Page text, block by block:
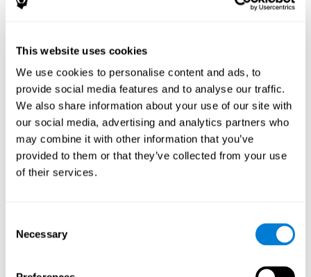
This website uses cookies
We use cookies to personalise content and ads, to
provide social media features and to analyse our traffic.
We also share information about your use of our site with
our social media, advertising and analytics partners who
may combine it with other information that you’ve
provided to them or that they’ve collected from your use
of their services.
Selection
Necessary
Joseph F.Chandler, Richard D. Arnold, Jeffrey B. Phillips, Ashley E.
Turnmire - Predicting individual differences in response to sleep
Article complet disponible via PubMed
L'influence des habitudes saines sur les
fonctions cognitives dans un groupe de patients
Cognitive Functions in a Group of Hemodialysis Patients. Journal